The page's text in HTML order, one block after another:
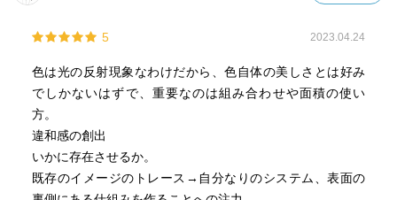
5 2023.04.24
色は光の反射現象なわけだから、色自体の美しさとは好み
でしかないはずで、重要なのは組み合わせや面積の使い
方。
違和感の創出
いかに存在させるか。
既存のイメージのトレース→自分なりのシステム、表面の